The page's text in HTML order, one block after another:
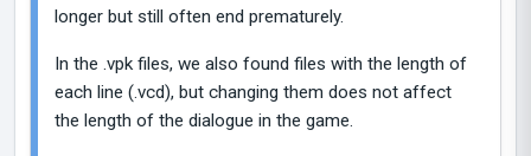
longer but still often end prematurely.
In the .vpk files, we also found files with the length of
each line (.vcd), but changing them does not affect
the length of the dialogue in the game.